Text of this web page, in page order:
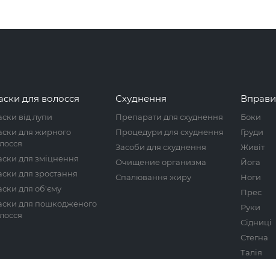
для волосся
від лупи
для жирного
для зміцнення
для зростання
для об'єму
для пошкодженого
Схуднення
Препарати для схуднення
Процедури для схуднення
Засоби для схуднення
Очищение организма
Спалювання жиру
Вправи
Боки
Груди
Живіт
Йога
Ноги
Прес
Руки
Сідниці
Стегна
Талія